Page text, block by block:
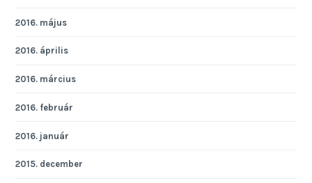
2016. május
2016. április
2016. március
2016. február
2016. január
2015. december